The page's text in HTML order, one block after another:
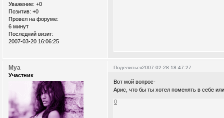
Уважение: +0
Позитив: +0
Провел на форуме:
6 минут
Последний визит:
2007-03-20 16:06:25
Поделиться2007-02-28 18:47:27
Mya
Участник
Вот мой вопрос-
Арис, что бы ты хотел поменять в себе
0